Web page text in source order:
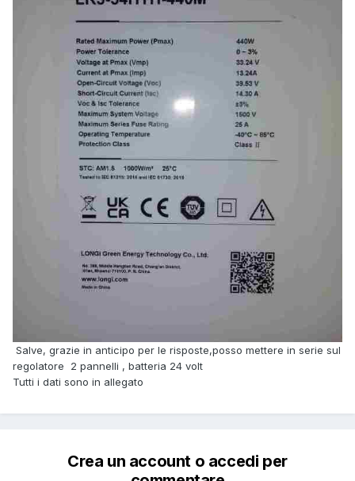
Salve, grazie in anticipo per le risposte,posso mettere in serie sul
regolatore 2 pannelli , batteria 24 volt
Tutti i dati sono in allegato
Crea un account o accedi per